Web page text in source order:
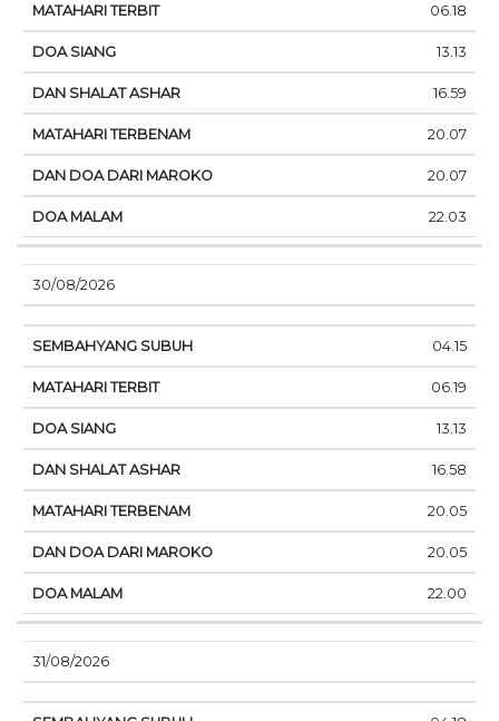
06.18
13.13
16.59
20.07
20.07
22.03
30/08/2026
04.15
06.19
13.13
16.58
20.05
20.05
22.00
31/08/2026